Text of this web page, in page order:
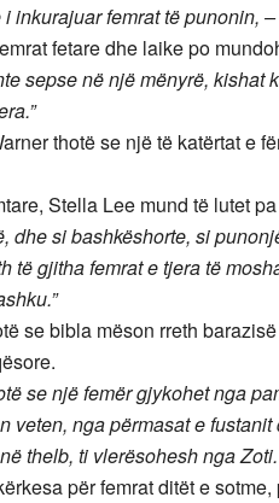
inkurajuar femrat të punonin,
fetare dhe laike po
sepse në një mënyrë,
thotë se një të katërtat e
Stella Lee mund të lutet
dhe si bashkëshorte, si
të gjitha femrat e tjera të
se bibla mëson rreth
se një femër gjykohet nga
veten, nga përmasat e
thelb, ti vlerësohesh nga
për femrat ditët e